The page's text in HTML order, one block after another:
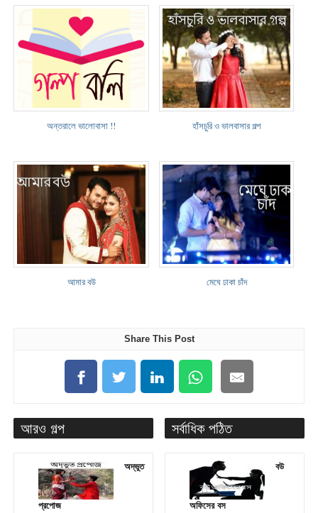
অন্তরালে ভালোবাসা !! হাঁসচুরি ও ভালবাসার গল্প
আমার বউ মেঘে ঢাকা চাঁদ
Share This Post
আরও গল্প
অদ্ভুত
প্রপোজ
সর্বাধিক পঠিত
বউ
অফিসের বস